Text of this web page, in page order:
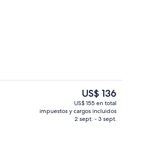
Una playa cerca
El
precio
actual
es
US$ 136
US$ 155 en total
impuestos y cargos incluidos
2 sept. - 3 sept.